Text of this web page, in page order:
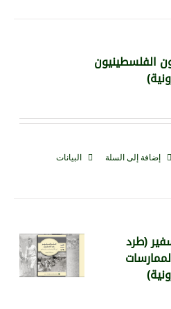
اللاجئون الفلسطينيون
إضافة إلى السلة البيانات
الترانسفير (طرد